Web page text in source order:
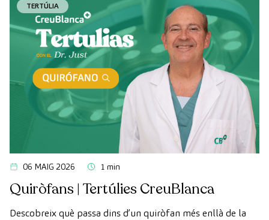
TERTÚLIA
06 MAIG 2026 1 min
Quiròfans | Tertúlies CreuBlanca
Descobreix què passa dins d’un quiròfan més enllà de la